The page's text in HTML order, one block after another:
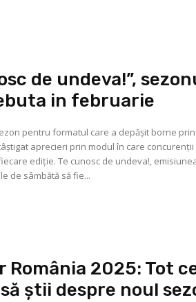
de undeva!”,
in februarie
pentru formatul care a depășit borne prin
aprecieri prin modul în care concurenții
ediție. Te cunosc de undeva!,
de sâmbătă să fie...
România 2025: Tot
știi despre noul